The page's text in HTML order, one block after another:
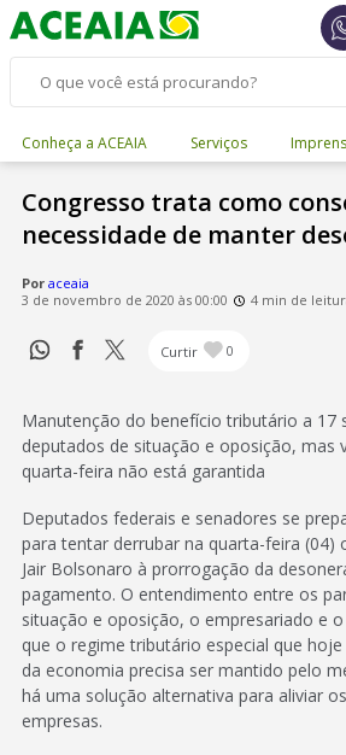
Conheça a ACEAIA Serviços
Congresso trata como
necessidade de manter
Por aceaia
3 de novembro de 2020 às 00:00
4 min de
Curtir 0
Manutenção do benefício tributário a 17
deputados de situação e oposição, mas
quarta-feira não está garantida
Deputados federais e senadores se
para tentar derrubar na quarta-feira (04)
Jair Bolsonaro à prorrogação da
pagamento. O entendimento entre os
situação e oposição, o empresariado e
que o regime tributário especial que
da economia precisa ser mantido pelo
há uma solução alternativa para aliviar
empresas.